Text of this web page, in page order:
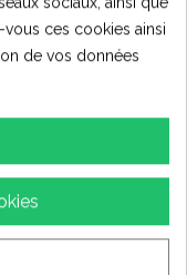
2
Moyen
4
ces cookies ainsi
de vos données